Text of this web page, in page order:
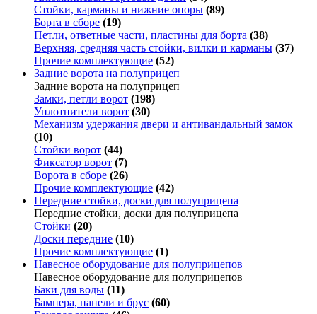
Стойки, карманы и нижние опоры (89)
Борта в сборе (19)
Петли, ответные части, пластины для борта (38)
Верхняя, средняя часть стойки, вилки и карманы (37)
Прочие комплектующие (52)
Задние ворота на полуприцеп
Задние ворота на полуприцеп
Замки, петли ворот (198)
Уплотнители ворот (30)
Механизм удержания двери и антивандальный замок
(10)
Стойки ворот (44)
Фиксатор ворот (7)
Ворота в сборе (26)
Прочие комплектующие (42)
Передние стойки, доски для полуприцепа
Передние стойки, доски для полуприцепа
Стойки (20)
Доски передние (10)
Прочие комплектующие (1)
Навесное оборудование для полуприцепов
Навесное оборудование для полуприцепов
Баки для воды (11)
Бампера, панели и брус (60)